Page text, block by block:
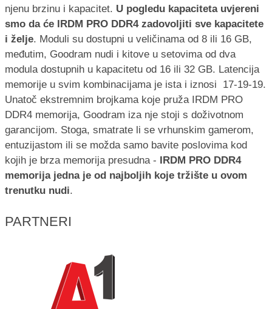
njenu brzinu i kapacitet. U pogledu kapaciteta uvjereni
smo da će IRDM PRO DDR4 zadovoljiti sve kapacitete
i želje. Moduli su dostupni u veličinama od 8 ili 16 GB,
međutim, Goodram nudi i kitove u setovima od dva
modula dostupnih u kapacitetu od 16 ili 32 GB. Latencija
memorije u svim kombinacijama je ista i iznosi 17-19-19.
Unatoč ekstremnim brojkama koje pruža IRDM PRO
DDR4 memorija, Goodram iza nje stoji s doživotnom
garancijom. Stoga, smatrate li se vrhunskim gamerom,
entuzijastom ili se možda samo bavite poslovima kod
kojih je brza memorija presudna - IRDM PRO DDR4
memorija jedna je od najboljih koje tržište u ovom
trenutku nudi.
PARTNERI